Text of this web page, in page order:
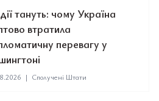
тануть: чому Україна
втратила
перевагу у
| Сполучені Штати